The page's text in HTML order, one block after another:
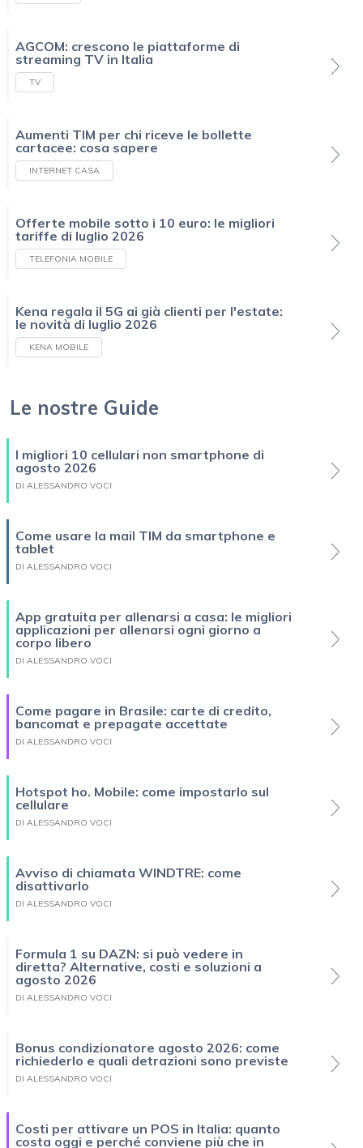
AGCOM: crescono le piattaforme di
streaming TV in Italia
TV
Aumenti TIM per chi riceve le bollette
cartacee: cosa sapere
INTERNET CASA
Offerte mobile sotto i 10 euro: le migliori
tariffe di luglio 2026
TELEFONIA MOBILE
Kena regala il 5G ai già clienti per l'estate:
le novità di luglio 2026
KENA MOBILE
Le nostre Guide
I migliori 10 cellulari non smartphone di
agosto 2026
DI ALESSANDRO VOCI
Come usare la mail TIM da smartphone e
tablet
DI ALESSANDRO VOCI
App gratuita per allenarsi a casa: le migliori
applicazioni per allenarsi ogni giorno a
corpo libero
DI ALESSANDRO VOCI
Come pagare in Brasile: carte di credito,
bancomat e prepagate accettate
DI ALESSANDRO VOCI
Hotspot ho. Mobile: come impostarlo sul
cellulare
DI ALESSANDRO VOCI
Avviso di chiamata WINDTRE: come
disattivarlo
DI ALESSANDRO VOCI
Formula 1 su DAZN: si può vedere in
diretta? Alternative, costi e soluzioni a
agosto 2026
DI ALESSANDRO VOCI
Bonus condizionatore agosto 2026: come
richiederlo e quali detrazioni sono previste
DI ALESSANDRO VOCI
Costi per attivare un POS in Italia: quanto
costa oggi e perché conviene più che in